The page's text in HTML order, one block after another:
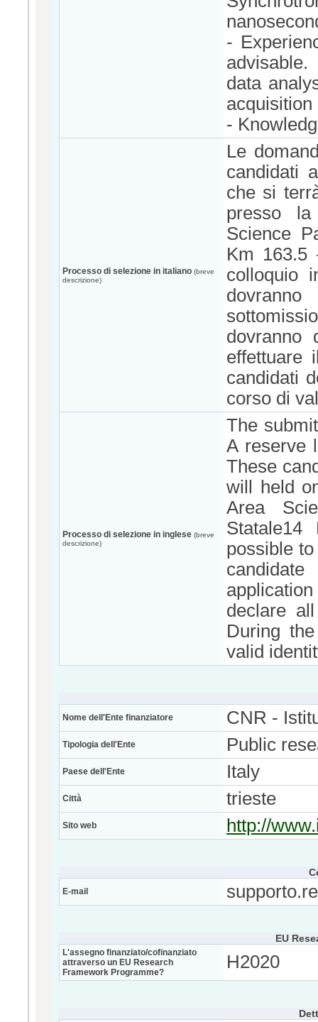
-
data
-
Processo di selezione in italiano (breve
descrizione)
Le
candidati
che si
presso la
Science
Km 163.5
colloquio
dovranno
effettuare
candidati
corso di
Processo di selezione in inglese (breve
descrizione)
The
A reserve
These
will held
Area
possible
declare
During
valid
Nome dell'Ente finanziatore CNR -
Tipologia dell'Ente Public
Paese dell'Ente Italy
Città trieste
Sito web http://
E-mail
EU
L'assegno finanziato/cofinanziato
attraverso un EU Research
Framework Programme?
H2020